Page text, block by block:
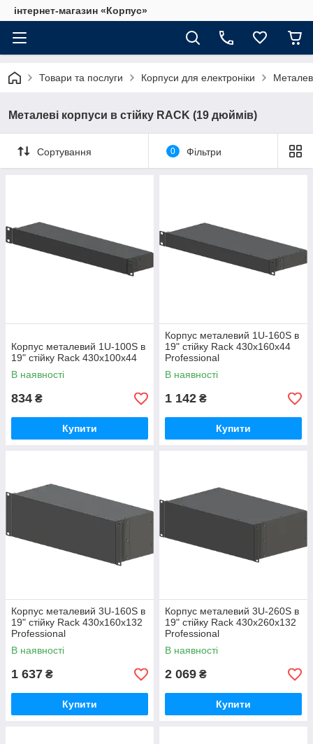
інтернет-магазин «Корпус»
Товари та послуги Корпуси для електроніки
Металеві корпуси в стійку RACK (19 дюймів)
Сортування 0 Фільтри
Корпус металевий 1U-100S в
19" стійку Rack 430х100х44
В наявності
834 ₴
Купити
Корпус металевий 1U-160S в
19" стійку Rack 430х160х44
Professional
В наявності
1 142 ₴
Купити
Корпус металевий 3U-160S в
19" стійку Rack 430х160х132
Professional
В наявності
1 637 ₴
Купити
Корпус металевий 3U-260S в
19" стійку Rack 430х260х132
Professional
В наявності
2 069 ₴
Купити